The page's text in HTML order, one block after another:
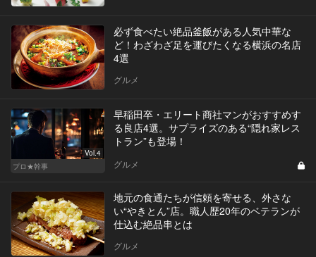
必ず食べたい絶品釜飯がある人気中華な
ど！わざわざ足を運びたくなる横浜の名店
4選
グルメ
Vol.4
プロ★幹事
早稲田卒・エリート商社マンがおすすめす
る良店4選。サプライズのある“隠れ家レス
トラン”も登場！
グルメ
地元の食通たちが信頼を寄せる、外さな
い“やきとん”店。職人歴20年のベテランが
仕込む絶品串とは
グルメ